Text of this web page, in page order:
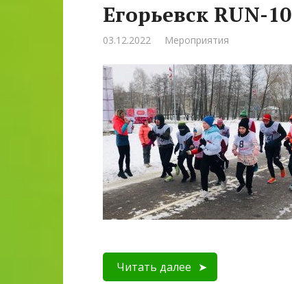
Егорьевск RUN-10
03.12.2022 Мероприятия
Читать далее